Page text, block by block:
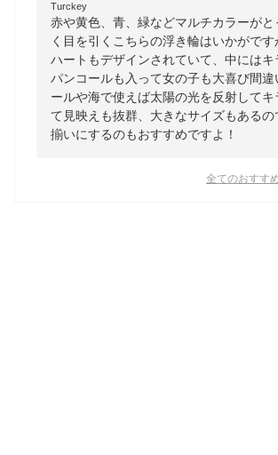
Turckey
赤や黄色、青、緑などマルチカラーがと
く目を引くこちらの浮き輪はいかがで
ハートもデザインされていて、中にはキ
パンコールも入って女の子も大喜び間違
ールや海で使えば太陽の光を反射して
て見映えも抜群、大きなサイズもあるの
揃いにするのもおすすめですよ！
全てのおすす